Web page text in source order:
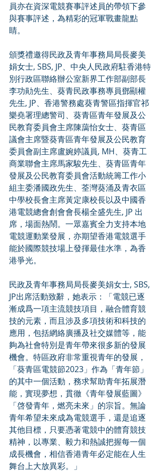
員亦在資深電競賽事評述員的帶領下參
與賽事評述，為精彩的冠軍戰畫龍點
睛。
頒獎禮邀得民政及青年事務局局長麥美
娟女士, SBS, JP、中央人民政府駐香港特
別行政區聯絡辦公室新界工作部副部長
李功勛先生、葵青民政事務專員鄧顯權
先生, JP、香港警務處葵青警區指揮官祁
樂堯署理總警司、葵青區青年發展及公
民教育委員會主席陳藹怡女士、葵青區
議會主席暨葵青區青年發展及公民教育
委員會副主席盧婉婷議員, MH、葵青工
商業聯會主席馬家駿先生、葵青區青年
發展及公民教育委員會活動統籌工作小
組主委潘國政先生、荃灣葵涌及青衣區
中學校長會主席黃定康校長以及中國香
港電競總會創會會長楊全盛先生, JP 出
席，場面熱鬧。一眾嘉賓全力支持本地
電競運動業發展，亦期望香港電競選手
能於國際競技場上發揮最佳水準，為香
港爭光。
民政及青年事務局局長麥美娟女士, SBS,
JP出席活動致辭，她表示：「電競已逐
漸成爲一項主流競技項目，融合體育競
技的元素，而且涉及多項技術和科技的
應用，包括網絡廣播及社交媒體等，能
夠為社會特別是青年帶來很多新的發展
機會。特區政府非常重視青年的發展，
「葵青區電競節2023」作為「青年節」
的其中一個活動，務求幫助青年拓展潛
能，實現夢想，貫徹《青年發展藍圖》
「啓發青年，燃亮未來」的宗旨。無論
青年希望未來成為電競選手，還是追逐
其他目標，只要憑著電競中的體育競技
精神，以專業、毅力和熱誠把握每一個
成長機會，相信香港青年必定能在人生
舞台上大放異彩。」